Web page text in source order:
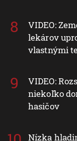
VIDEO:
lekárov
vlastnými
VIDEO:
niekoľko
hasičov
Nízka